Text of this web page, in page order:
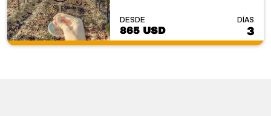
DESDE
865 USD
DÍAS
3